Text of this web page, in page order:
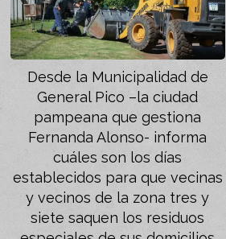
Desde la Municipalidad de
General Pico –la ciudad
pampeana que gestiona
Fernanda Alonso- informa
cuáles son los días
establecidos para que vecinas
y vecinos de la zona tres y
siete saquen los residuos